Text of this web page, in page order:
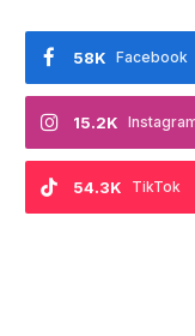
Facebook
58K
15.2K
TikTok
54.3K